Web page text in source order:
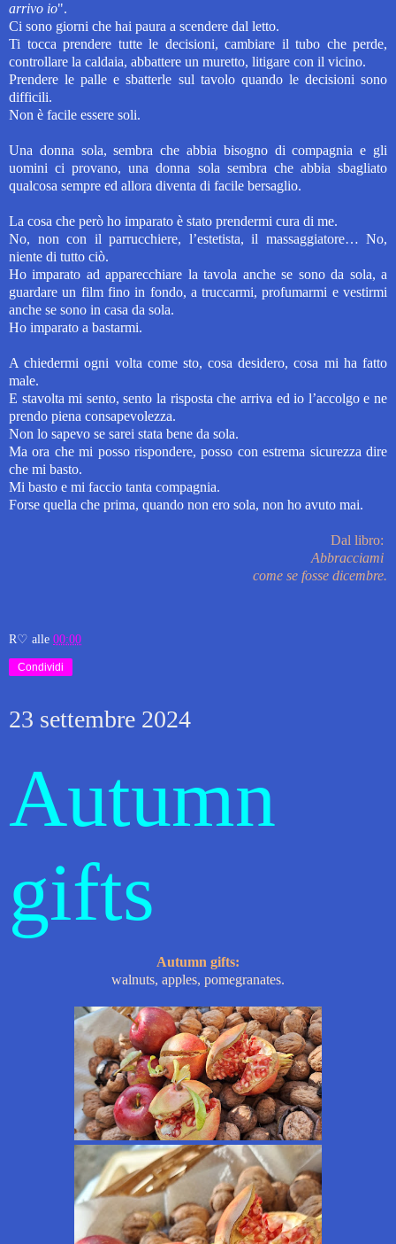
arrivo io".
Ci sono giorni che hai paura a scendere dal letto.
Ti tocca prendere tutte le decisioni, cambiare il tubo che perde,
controllare la caldaia, abbattere un muretto, litigare con il vicino.
Prendere le palle e sbatterle sul tavolo quando le decisioni sono
difficili.
Non è facile essere soli.
Una donna sola, sembra che abbia bisogno di compagnia e gli
uomini ci provano, una donna sola sembra che abbia sbagliato
qualcosa sempre ed allora diventa di facile bersaglio.
La cosa che però ho imparato è stato prendermi cura di me.
No, non con il parrucchiere, l’estetista, il massaggiatore… No,
niente di tutto ciò.
Ho imparato ad apparecchiare la tavola anche se sono da sola, a
guardare un film fino in fondo, a truccarmi, profumarmi e vestirmi
anche se sono in casa da sola.
Ho imparato a bastarmi.
A chiedermi ogni volta come sto, cosa desidero, cosa mi ha fatto
male.
E stavolta mi sento, sento la risposta che arriva ed io l’accolgo e ne
prendo piena consapevolezza.
Non lo sapevo se sarei stata bene da sola.
Ma ora che mi posso rispondere, posso con estrema sicurezza dire
che mi basto.
Mi basto e mi faccio tanta compagnia.
Forse quella che prima, quando non ero sola, non ho avuto mai.
Dal libro:
Abbracciami
come se fosse dicembre.
R♡ alle 00:00
Condividi
23 settembre 2024
Autumn
gifts
Autumn gifts:
walnuts, apples, pomegranates.